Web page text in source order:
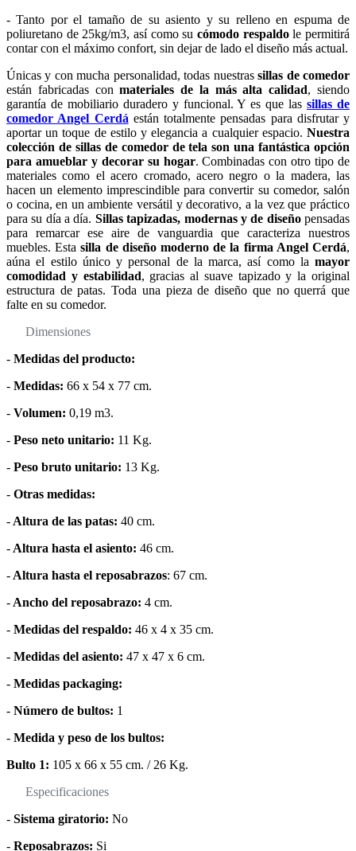
- Tanto por el tamaño de su asiento y su relleno en espuma de
poliuretano de 25kg/m3, así como su cómodo respaldole permitirá
contar con el máximo confort, sin dejar de lado el diseño más actual.
Únicas y con mucha personalidad, todas nuestrassillas de comedor
están fabricadas conmateriales de la más alta calidad, siendo
garantía de mobiliario duradero y funcional. Y es que lassillas de
comedor Angel Cerdá están totalmente pensadas para disfrutar y
aportar un toque de estilo y elegancia a cualquier espacio. Nuestra
colección de sillas de comedor de tela son una fantástica opción
para amueblar y decorar su hogar. Combinadas con otro tipo de
materiales como el acero cromado, acero negro o la madera, las
hacen un elemento imprescindible para convertir su comedor, salón
o cocina, en un ambiente versátil y decorativo, a la vez que práctico
para su día a día. Sillas tapizadas, modernas y de diseñopensadas
para remarcar ese aire de vanguardia que caracteriza nuestros
muebles. Estasilla de diseño moderno de la firma Angel Cerdá,
aúna el estilo único y personal de la marca, así como la mayor
comodidad y estabilidad, gracias al suave tapizado y la original
estructura de patas. Toda una pieza de diseño que no querrá que
falte en su comedor.
Dimensiones
- Medidas del producto:
- Medidas: 66 x 54 x 77 cm.
- Volumen: 0,19 m3.
- Peso neto unitario: 11 Kg.
- Peso bruto unitario: 13 Kg.
- Otras medidas:
- Altura de las patas: 40 cm.
- Altura hasta el asiento: 46 cm.
- Altura hasta el reposabrazos: 67 cm.
- Ancho del reposabrazo: 4 cm.
- Medidas del respaldo: 46 x 4 x 35 cm.
- Medidas del asiento: 47 x 47 x 6 cm.
- Medidas packaging:
- Número de bultos: 1
- Medida y peso de los bultos:
Bulto 1: 105 x 66 x 55 cm. / 26 Kg.
Especificaciones
- Sistema giratorio: No
- Reposabrazos: Si